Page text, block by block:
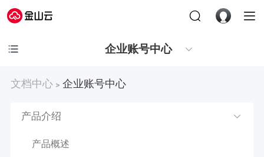
企业账号中心
文档中心 > 企业账号中心
产品介绍
产品概述